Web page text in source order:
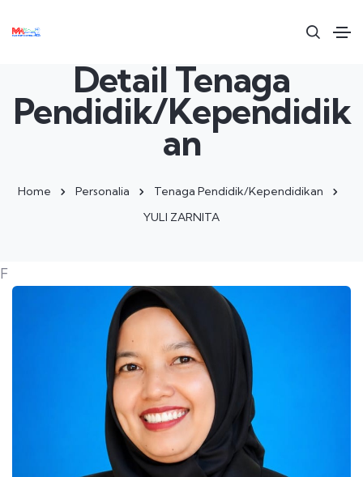
Detail Tenaga
Pendidik/Kependidik
an
Home Personalia
Tenaga Pendidik/Kependidikan
YULI ZARNITA
F